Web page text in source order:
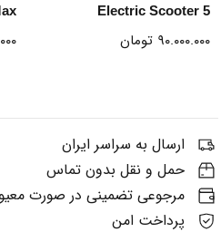
Electric Scooter 5
۹۰.۰۰۰.۰۰۰ تومان
ارسال به سراسر ایران
حمل و نقل بدون تماس
مرجوعی تضمینی در صورت
پرداخت امن